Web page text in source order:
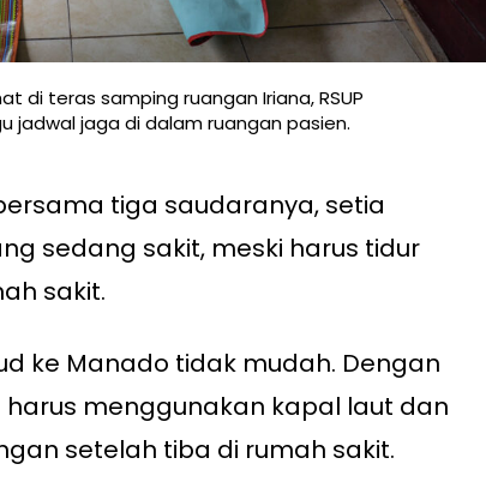
di teras samping ruangan Iriana, RSUP
jadwal jaga di dalam ruangan pasien.
tiga saudaranya, setia
sedang sakit, meski harus tidur
sakit.
ke Manado tidak mudah. Dengan
menggunakan kapal laut dan
setelah tiba di rumah sakit.